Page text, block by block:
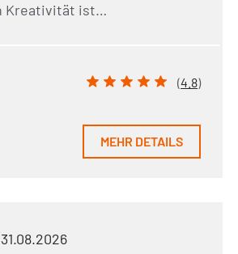
Kreativität ist…
(4.8)
MEHR DETAILS